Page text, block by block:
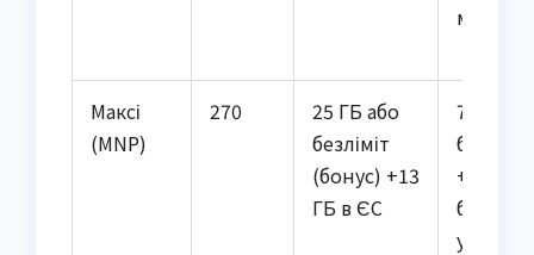
мережі
Максі
(MNP)
270
25 ГБ або
безліміт
(бонус) +13
ГБ в ЄС
750 хв +
бонуси
+
безліміт
у